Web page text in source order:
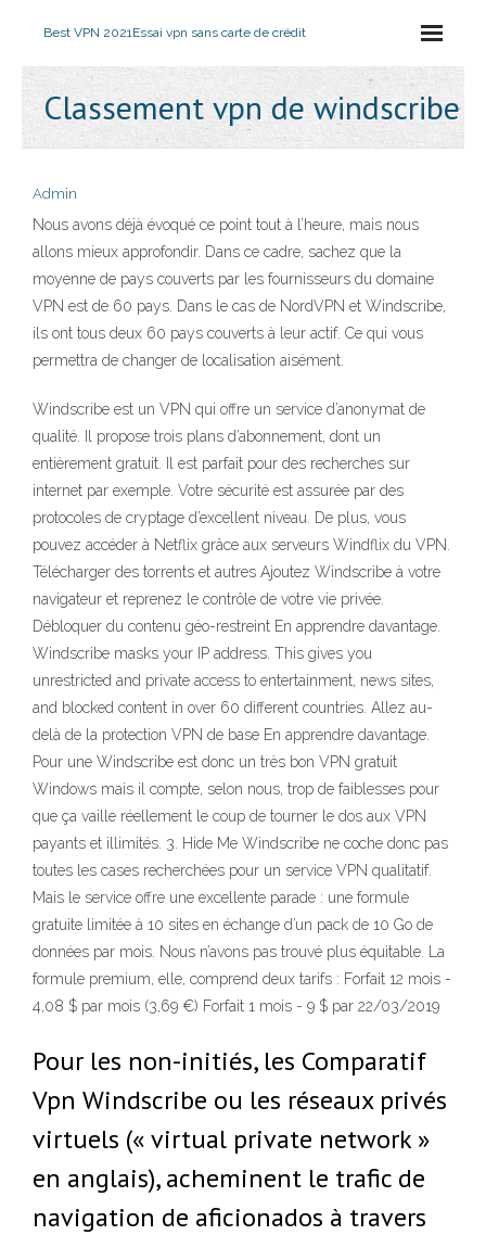
Best VPN 2021Essai vpn sans carte de crédit
Classement vpn de windscribe
Admin
Nous avons déjà évoqué ce point tout à l’heure, mais nous
allons mieux approfondir. Dans ce cadre, sachez que la
moyenne de pays couverts par les fournisseurs du domaine
VPN est de 60 pays. Dans le cas de NordVPN et Windscribe,
ils ont tous deux 60 pays couverts à leur actif. Ce qui vous
permettra de changer de localisation aisément.
Windscribe est un VPN qui offre un service d’anonymat de
qualité. Il propose trois plans d’abonnement, dont un
entièrement gratuit. Il est parfait pour des recherches sur
internet par exemple. Votre sécurité est assurée par des
protocoles de cryptage d’excellent niveau. De plus, vous
pouvez accéder à Netflix grâce aux serveurs Windflix du VPN.
Télécharger des torrents et autres Ajoutez Windscribe à votre
navigateur et reprenez le contrôle de votre vie privée.
Débloquer du contenu géo-restreint En apprendre davantage.
Windscribe masks your IP address. This gives you
unrestricted and private access to entertainment, news sites,
and blocked content in over 60 different countries. Allez au-
delà de la protection VPN de base En apprendre davantage.
Pour une Windscribe est donc un très bon VPN gratuit
Windows mais il compte, selon nous, trop de faiblesses pour
que ça vaille réellement le coup de tourner le dos aux VPN
payants et illimités. 3. Hide Me Windscribe ne coche donc pas
toutes les cases recherchées pour un service VPN qualitatif.
Mais le service offre une excellente parade : une formule
gratuite limitée à 10 sites en échange d’un pack de 10 Go de
données par mois. Nous n’avons pas trouvé plus équitable. La
formule premium, elle, comprend deux tarifs : Forfait 12 mois -
4,08 $ par mois (3,69 €) Forfait 1 mois - 9 $ par 22/03/2019
Pour les non-initiés, les Comparatif
Vpn Windscribe ou les réseaux privés
virtuels (« virtual private network »
en anglais), acheminent le trafic de
navigation de aficionados à travers